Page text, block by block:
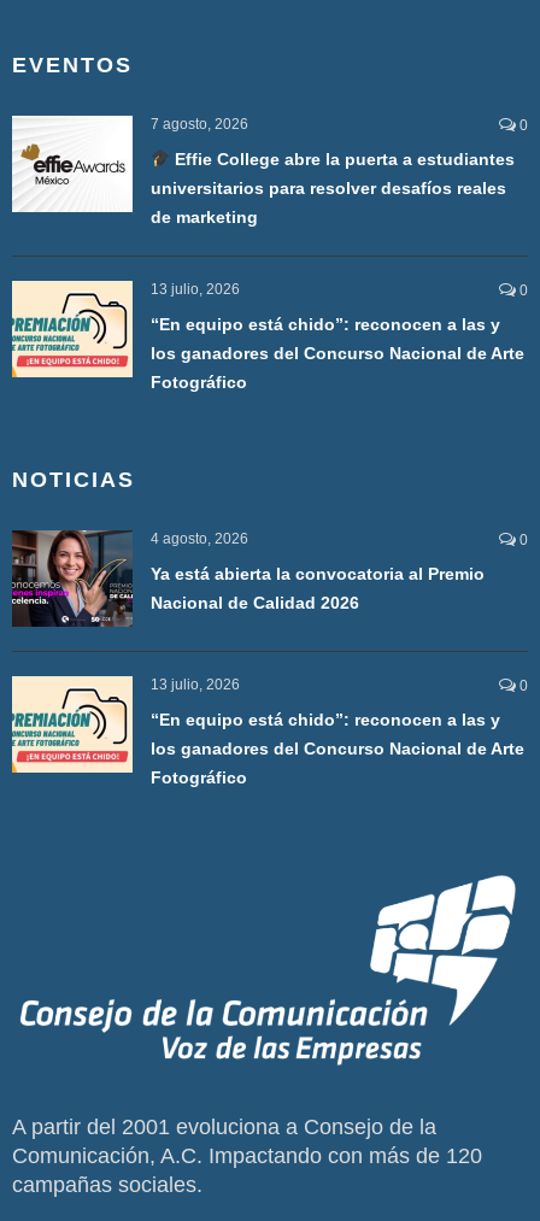
EVENTOS
7 agosto, 2026 0
Effie College abre la puerta a estudiantes
universitarios para resolver desafíos reales
de marketing
13 julio, 2026 0
“En equipo está chido”: reconocen a las y
los ganadores del Concurso Nacional de Arte
Fotográfico
NOTICIAS
4 agosto, 2026 0
Ya está abierta la convocatoria al Premio
Nacional de Calidad 2026
13 julio, 2026 0
“En equipo está chido”: reconocen a las y
los ganadores del Concurso Nacional de Arte
Fotográfico
A partir del 2001 evoluciona a Consejo de la
Comunicación, A.C. Impactando con más de 120
campañas sociales.